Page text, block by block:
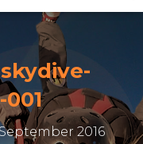
2016